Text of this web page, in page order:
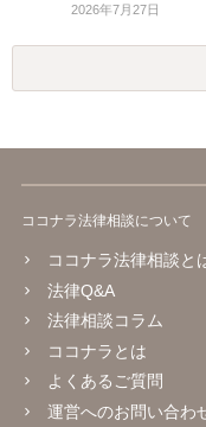
2026年7月27日
ココナラ法律相談について
ココナラ法律相談と
法律Q&A
法律相談コラム
ココナラとは
よくあるご質問
運営へのお問い合わ